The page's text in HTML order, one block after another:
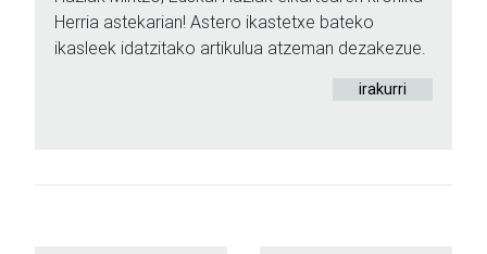
Herria astekarian! Astero ikastetxe bateko
ikasleek idatzitako artikulua atzeman dezakezue.
irakurri